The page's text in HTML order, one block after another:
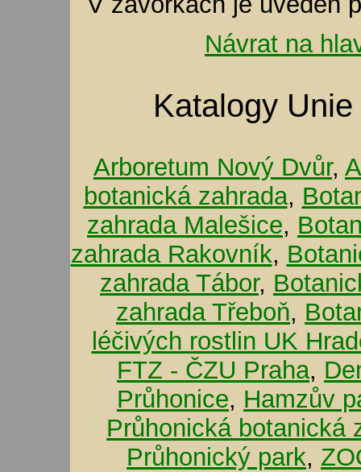
Návrat na
Katalogy
Arboretum Nový Dvůr,
botanická zahrada,
zahrada Malešice,
zahrada Rakovník,
zahrada Tábor,
zahrada Třeboň,
léčivých rostlin UK
FTZ - ČZU Praha,
Průhonice, Hamzův
Průhonická botanická
Průhonický park,